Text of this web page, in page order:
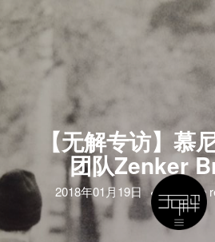
【无解专访】慕
团队Zenker
2018年01月19日 1 minute